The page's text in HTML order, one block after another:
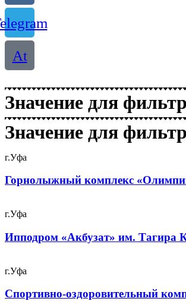
At
Значение для
Значение для
г.Уфа
Горнолыжный комплекс
г.Уфа
Ипподром «Акбузат» им. Тагира
г.Уфа
Спортивно-оздоровительный